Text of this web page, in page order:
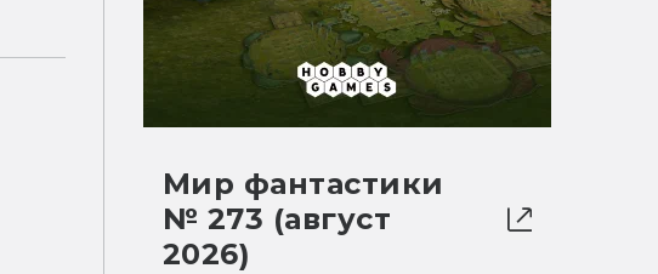
Мир фантастики
№ 273 (август
2026)